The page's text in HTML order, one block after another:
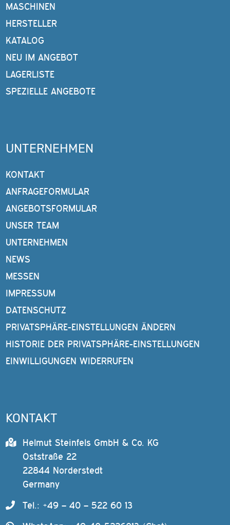
MASCHINEN
HERSTELLER
KATALOG
NEU IM ANGEBOT
LAGERLISTE
SPEZIELLE ANGEBOTE
UNTERNEHMEN
KONTAKT
ANFRAGEFORMULAR
ANGEBOTSFORMULAR
UNSER TEAM
UNTERNEHMEN
NEWS
MESSEN
IMPRESSUM
DATENSCHUTZ
PRIVATSPHÄRE-EINSTELLUNGEN ÄNDERN
HISTORIE DER PRIVATSPHÄRE-EINSTELLUNGEN
EINWILLIGUNGEN WIDERRUFEN
KONTAKT
Helmut Steinfels GmbH & Co. KG
Oststraße 22
22844 Norderstedt
Germany
Tel.: +49 – 40 – 522 60 13